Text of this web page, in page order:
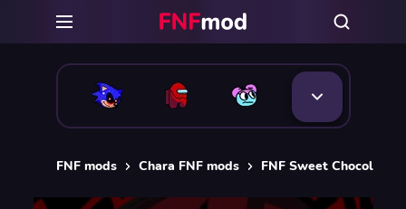
FNF mods Chara FNF mods FNF Sweet Chocolate